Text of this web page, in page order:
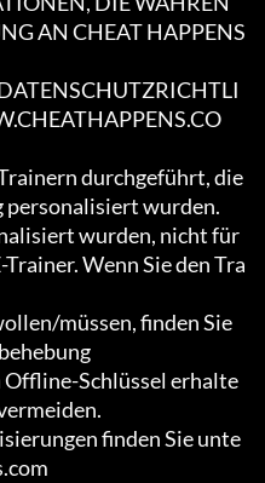
AN CHEAT HAPPENS
durchgeführt, die
wurden.
wurden, nicht für
Wenn Sie den Tra
müssen, finden Sie
Offline-Schlüssel erhalte
finden Sie unte